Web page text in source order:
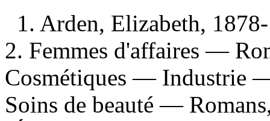
1. Arden, Elizabeth,
2. Femmes d'affaires —
Cosmétiques — Industrie
Soins de beauté —